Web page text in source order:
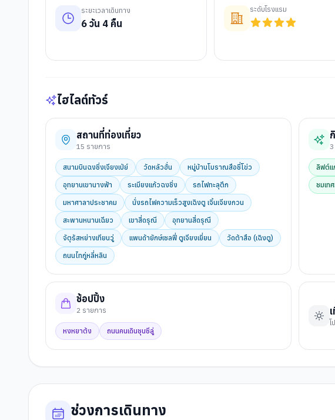
ระยะเวลาเดินทาง
6 วัน 4 คืน
ระดับโรงแรม
ไฮไลต์ทัวร์
สถานที่ท่องเที่ยว
15 รายการ
สนามบินฉงชิ่งเจียงเป่ย์ วัดหลัวฮั่น
หมู่บ้านโบราณสือชี่โข่ว
อุทยานเขานางฟ้า
ระเบียงแก้วฉงชิ่ง
รถไฟทะลุตึก
มหาศาลาประชาคม
นั่งรถไฟความเร็วสูงเฉิงตู เจิ้นเจียงกวน
สะพานหนานเฉียว
เขาสี่ดรุณี
อุทยานสี่ดรุณี
จัตุรัสหย่างเทียนวู่
แพนด้ายักษ์เซลฟี่ ตูเจียงเยี่ยน
วัดต้าสือ (เฉิงตู)
ถนนไทกู่หลี่หลิน
3
ลิฟต์แ
ชมเท
ช้อปปิ้ง
2 รายการ
หงหยาต้ง ถนนคนเดินชุนซีลู่
โ
ช่วงการเดินทาง